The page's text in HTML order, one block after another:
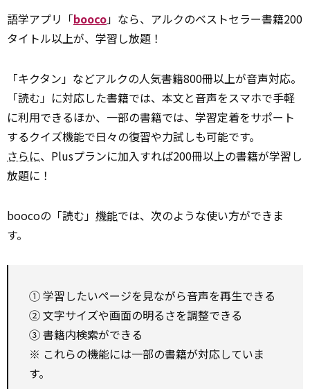
語学アプリ「booco」なら、アルクのベストセラー書籍200
タイトル以上が、学習し放題！
「キクタン」などアルクの人気書籍800冊以上が音声対応。
「読む」に対応した書籍では、本文と音声をスマホで手軽
に利用できるほか、一部の書籍では、学習定着をサポート
するクイズ機能で日々の復習や力試しも可能です。
さらに、Plusプランに加入すれば200冊以上の書籍が学習し
放題に！
boocoの「読む」 機能では、次のような使い方ができま
す。
① 学習したいページを見ながら音声を再生できる
② 文字サイズや画面の明るさを調整できる
③ 書籍内検索ができる
※ これらの機能には一部の書籍が対応していま
す。